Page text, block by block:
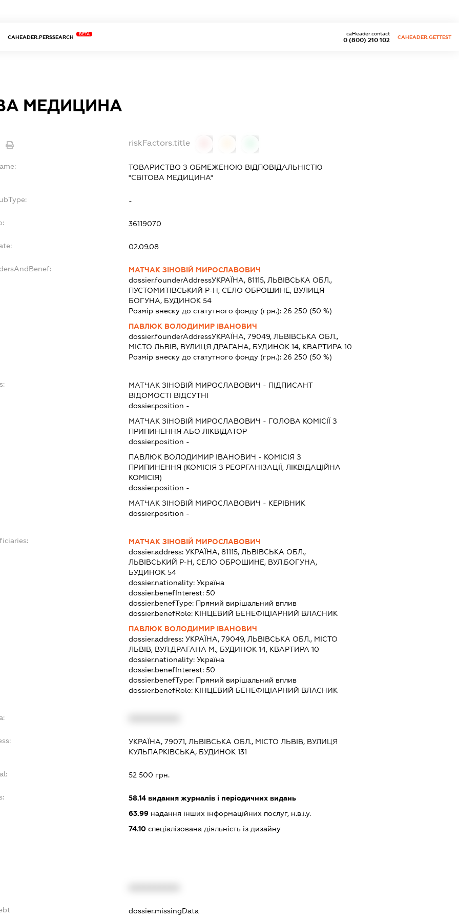
CAHEADER.PERSSEARCH
BETA
0 (800) 210 102
caHeader.contact
CAHEADER.GETTEST
МЕДИЦИНА
riskFactors.title
ТОВАРИСТВО З ОБМЕЖЕНОЮ ВІДПОВІДАЛЬНІСТЮ
"СВІТОВА МЕДИЦИНА"
-
36119070
02.09.08
МАТЧАК ЗІНОВІЙ МИРОСЛАВОВИЧ
dossier.founderAddressУКРАЇНА, 81115, ЛЬВІВСЬКА ОБЛ.,
ПУСТОМИТІВСЬКИЙ Р-Н, СЕЛО ОБРОШИНЕ, ВУЛИЦЯ
БОГУНА, БУДИНОК 54
Розмір внеску до статутного фонду (грн.): 26 250 (50 %)
ПАВЛЮК ВОЛОДИМИР ІВАНОВИЧ
dossier.founderAddressУКРАЇНА, 79049, ЛЬВІВСЬКА ОБЛ.,
МІСТО ЛЬВІВ, ВУЛИЦЯ ДРАГАНА, БУДИНОК 14, КВАРТИРА 10
Розмір внеску до статутного фонду (грн.): 26 250 (50 %)
МАТЧАК ЗІНОВІЙ МИРОСЛАВОВИЧ - ПІДПИСАНТ
ВІДОМОСТІ ВІДСУТНІ
dossier.position -
МАТЧАК ЗІНОВІЙ МИРОСЛАВОВИЧ - ГОЛОВА КОМІСІЇ З
ПРИПИНЕННЯ АБО ЛІКВІДАТОР
dossier.position -
ПАВЛЮК ВОЛОДИМИР ІВАНОВИЧ - КОМІСІЯ З
ПРИПИНЕННЯ (КОМІСІЯ З РЕОРГАНІЗАЦІЇ, ЛІКВІДАЦІЙНА
КОМІСІЯ)
dossier.position -
МАТЧАК ЗІНОВІЙ МИРОСЛАВОВИЧ - КЕРІВНИК
dossier.position -
МАТЧАК ЗІНОВІЙ МИРОСЛАВОВИЧ
dossier.address: УКРАЇНА, 81115, ЛЬВІВСЬКА ОБЛ.,
ЛЬВІВСЬКИЙ Р-Н, СЕЛО ОБРОШИНЕ, ВУЛ.БОГУНА,
БУДИНОК 54
dossier.nationality: Україна
dossier.benefInterest: 50
dossier.benefType: Прямий вирішальний вплив
dossier.benefRole: КІНЦЕВИЙ БЕНЕФІЦІАРНИЙ ВЛАСНИК
ПАВЛЮК ВОЛОДИМИР ІВАНОВИЧ
dossier.address: УКРАЇНА, 79049, ЛЬВІВСЬКА ОБЛ., МІСТО
ЛЬВІВ, ВУЛ.ДРАГАНА М., БУДИНОК 14, КВАРТИРА 10
dossier.nationality: Україна
dossier.benefInterest: 50
dossier.benefType: Прямий вирішальний вплив
dossier.benefRole: КІНЦЕВИЙ БЕНЕФІЦІАРНИЙ ВЛАСНИК
УКРАЇНА, 79071, ЛЬВІВСЬКА ОБЛ., МІСТО ЛЬВІВ, ВУЛИЦЯ
КУЛЬПАРКІВСЬКА, БУДИНОК 131
52 500 грн.
58.14видання журналів і періодичних видань
63.99надання інших інформаційних послуг, н.в.і.у.
74.10спеціалізована діяльність із дизайну
dossier.missingData